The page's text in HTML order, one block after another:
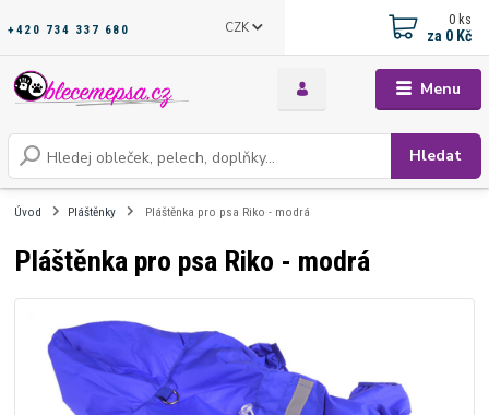
Menu
CZK
Hledat
+420 734 337 680
0 ks
za 0 Kč
Úvod Pláštěnky Pláštěnka pro psa Riko - modrá
Pláštěnka pro psa Riko - modrá